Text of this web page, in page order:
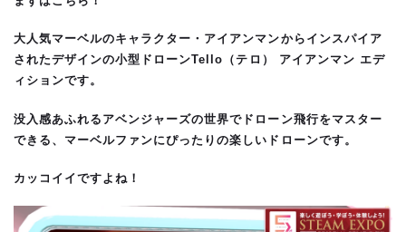
大人気マーベルのキャラクター・アイアンマンからインスパイア
されたデザインの小型ドローンTello（テロ） アイアンマン エデ
ィションです。
没入感あふれるアベンジャーズの世界でドローン飛行をマスター
できる、マーベルファンにぴったりの楽しいドローンです。
カッコイイですよね！